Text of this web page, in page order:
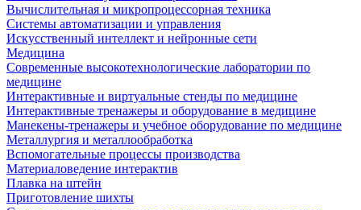
Вычислительная и микропроцессорная техника
Системы автоматизации и управления
Искусственный интеллект и нейронные сети
Медицина
Современные высокотехнологические лаборатории по
медицине
Интерактивные и виртуальные стенды по медицине
Интерактивные тренажеры и оборудование в медицине
Манекены-тренажеры и учебное оборудование по медицине
Металлургия и металлообработка
Вспомогательные процессы производства
Материаловедение интерактив
Плавка на штейн
Приготовление шихты